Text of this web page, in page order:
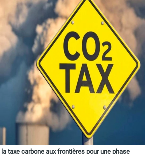
la taxe carbone aux frontières pour une phase